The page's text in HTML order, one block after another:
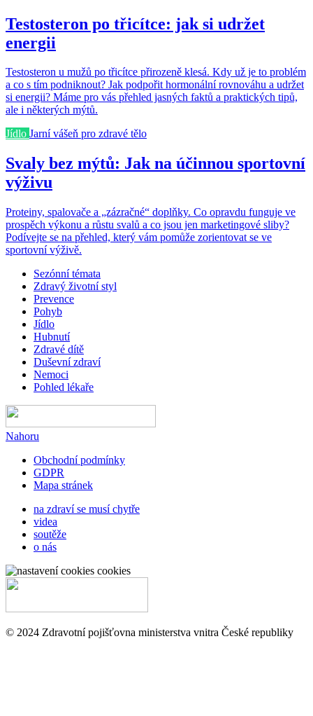
Testosteron po třicítce: jak si udržet
energii
Testosteron u mužů po třicítce přirozeně klesá. Kdy už je to problém
a co s tím podniknout? Jak podpořit hormonální rovnováhu a udržet
si energii? Máme pro vás přehled jasných faktů a praktických tipů,
ale i některých mýtů.
Jídlo Jarní vášeň pro zdravé tělo
Svaly bez mýtů: Jak na účinnou sportovní
výživu
Proteiny, spalovače a „zázračné“ doplňky. Co opravdu funguje ve
prospěch výkonu a růstu svalů a co jsou jen marketingové sliby?
Podívejte se na přehled, který vám pomůže zorientovat se ve
sportovní výživě.
Sezónní témata
Zdravý životní styl
Prevence
Pohyb
Jídlo
Hubnutí
Zdravé dítě
Duševní zdraví
Nemoci
Pohled lékaře
Nahoru
Obchodní podmínky
GDPR
Mapa stránek
na zdraví se musí chytře
videa
soutěže
o nás
cookies
© 2024 Zdravotní pojišťovna ministerstva vnitra České republiky